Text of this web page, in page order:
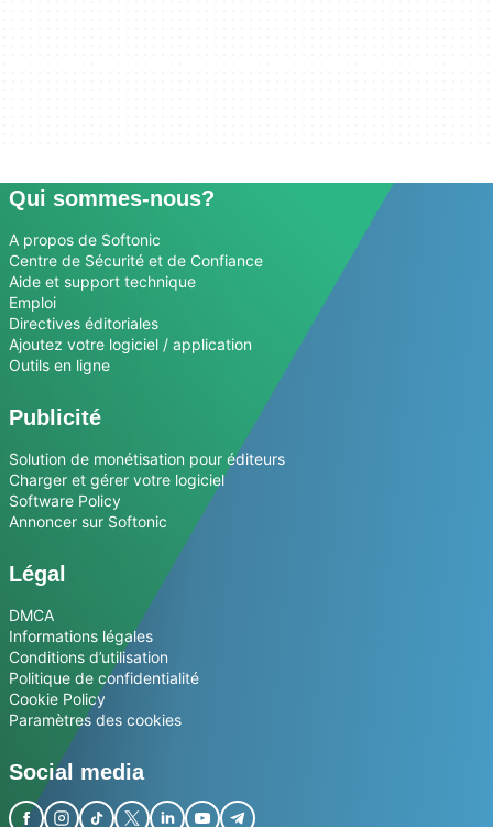
Qui sommes-nous?
A propos de Softonic
Centre de Sécurité et de Confiance
Aide et support technique
Emploi
Directives éditoriales
Ajoutez votre logiciel / application
Outils en ligne
Publicité
Solution de monétisation pour éditeurs
Charger et gérer votre logiciel
Software Policy
Annoncer sur Softonic
Légal
DMCA
Informations légales
Conditions d’utilisation
Politique de confidentialité
Cookie Policy
Paramètres des cookies
Social media